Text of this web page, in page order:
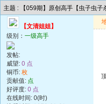
主题 : 【059期】原创高手【虫子虫子
【文清姐姐】
级别： 一级高手
发帖:
威望: 0 点
铜币: 枚
贡献值: 点
好评度: 0 点
在线时间: 0(时)